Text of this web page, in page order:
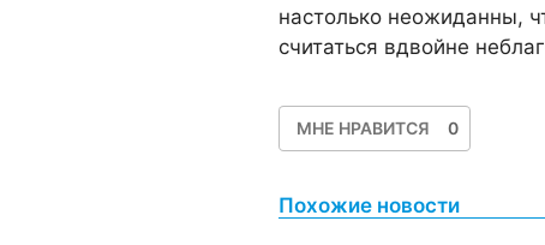
настолько неожиданны,
считаться вдвойне
МНЕ НРАВИТСЯ 0
Похожие новости